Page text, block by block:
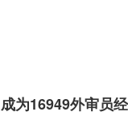
成为16949外审员